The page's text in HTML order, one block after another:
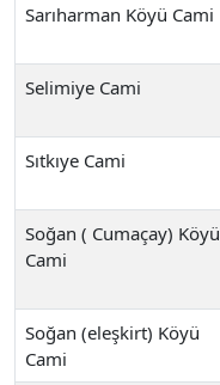
Sarıharman Köyü Cami
Selimiye Cami
Sıtkıye Cami
Soğan ( Cumaçay) Köyü
Cami
Soğan (eleşkirt) Köyü
Cami